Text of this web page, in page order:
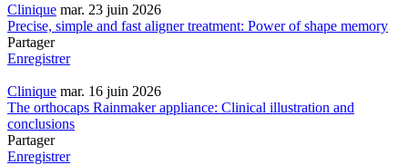
Clinique mar. 23 juin 2026
Precise, simple and fast aligner treatment: Power of shape memory
Partager
Enregistrer
Clinique mar. 16 juin 2026
The orthocaps Rainmaker appliance: Clinical illustration and
conclusions
Partager
Enregistrer